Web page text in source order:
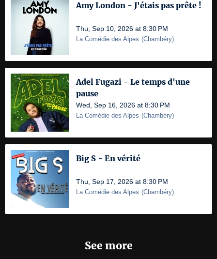
Amy London - J'étais pas prête !
Thu, Sep 10, 2026 at 8:30 PM
La Comédie des Alpes (Chambéry)
Adel Fugazi - Le temps d'une
pause
Wed, Sep 16, 2026 at 8:30 PM
La Comédie des Alpes (Chambéry)
Big S - En vérité
Thu, Sep 17, 2026 at 8:30 PM
La Comédie des Alpes (Chambéry)
See more